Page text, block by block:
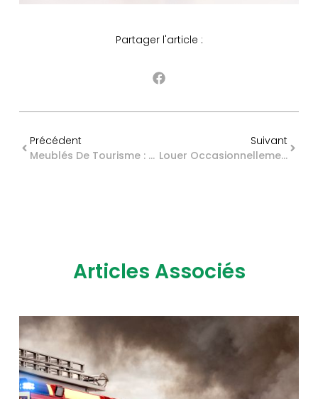
Partager l'article :
Précédent
Meublés De Tourisme : Un Guichet Unique En Cours De Déploiement
Suivant
Louer Occasionnellement Une Dépendance De Sa Maison : Quelle Fiscalité ?
Articles Associés